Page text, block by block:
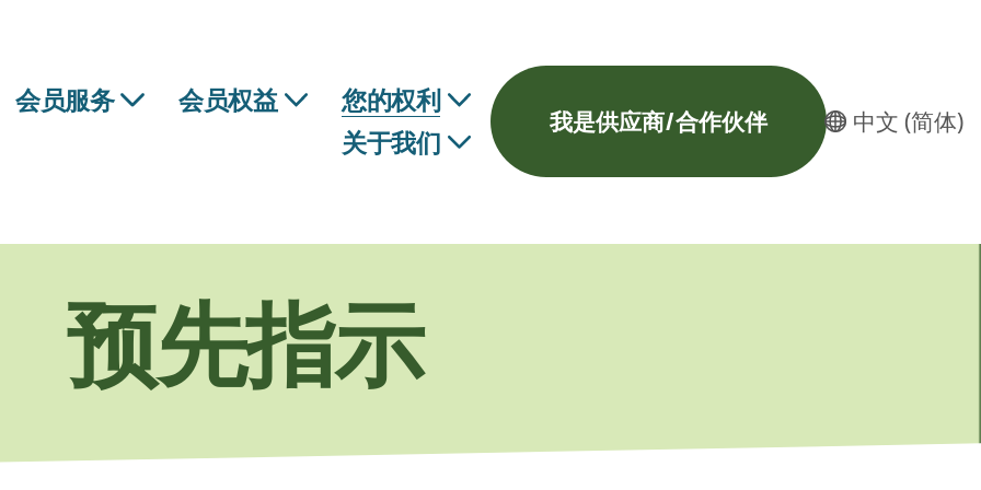
会员服务 会员权益
您的权利
关于我们
我是供应商/合作伙伴 中文 (简体)
预先指示